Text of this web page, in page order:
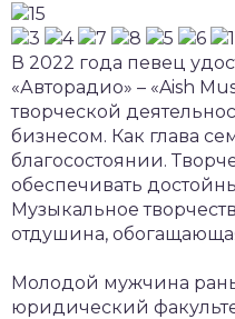
В 2022 года певец
«Авторадио» – «Aish
творческой
бизнесом. Как глава
благосостоянии.
обеспечивать
Музыкальное
отдушина,
Молодой мужчина
юридический